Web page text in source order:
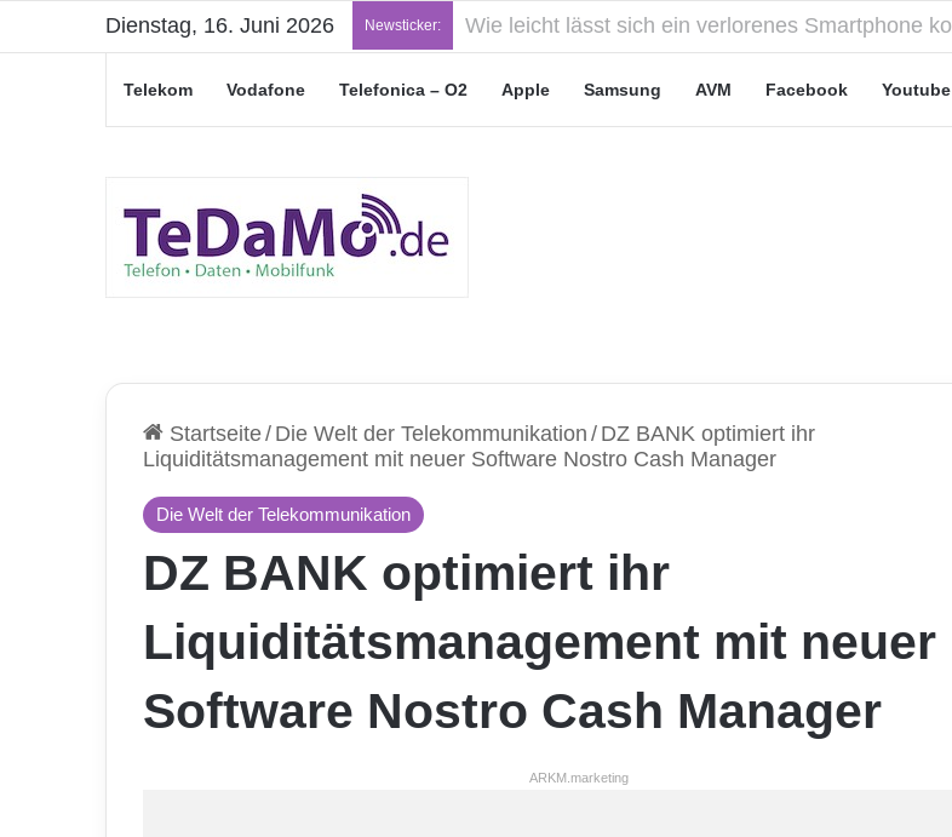
Dienstag, 16. Juni 2026 Newsticker: „Junge Leute“-Tarife: Marketing-Trick oder echte
Telekom Vodafone Telefonica – O2 Apple Samsung AVM Facebook Youtube
Startseite/ Die Welt der Telekommunikation / DZ BANK optimiert ihr
Liquiditätsmanagement mit neuer Software Nostro Cash Manager
Die Welt der Telekommunikation
DZ BANK optimiert ihr
Liquiditätsmanagement mit neuer
Software Nostro Cash Manager
ARKM.marketing